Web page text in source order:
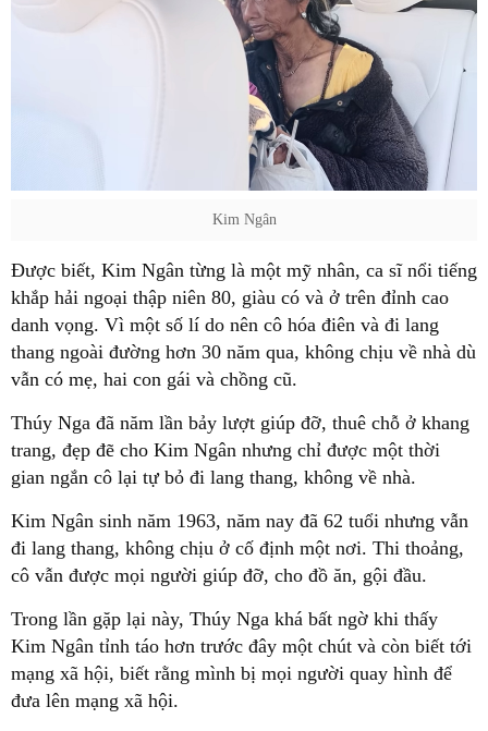
Kim Ngân
Được biết, Kim Ngân từng là một mỹ nhân, ca sĩ nổi tiếng
khắp hải ngoại thập niên 80, giàu có và ở trên đỉnh cao
danh vọng. Vì một số lí do nên cô hóa điên và đi lang
thang ngoài đường hơn 30 năm qua, không chịu về nhà dù
vẫn có mẹ, hai con gái và chồng cũ.
Thúy Nga đã năm lần bảy lượt giúp đỡ, thuê chỗ ở khang
trang, đẹp đẽ cho Kim Ngân nhưng chỉ được một thời
gian ngắn cô lại tự bỏ đi lang thang, không về nhà.
Kim Ngân sinh năm 1963, năm nay đã 62 tuổi nhưng vẫn
đi lang thang, không chịu ở cố định một nơi. Thi thoảng,
cô vẫn được mọi người giúp đỡ, cho đồ ăn, gội đầu.
Trong lần gặp lại này, Thúy Nga khá bất ngờ khi thấy
Kim Ngân tỉnh táo hơn trước đây một chút và còn biết tới
mạng xã hội, biết rằng mình bị mọi người quay hình để
đưa lên mạng xã hội.